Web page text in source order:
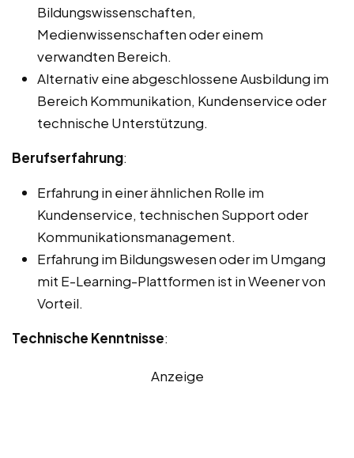
Bildungswissenschaften,
Medienwissenschaften oder einem
verwandten Bereich.
Alternativ eine abgeschlossene Ausbildung im
Bereich Kommunikation, Kundenservice oder
technische Unterstützung.
Berufserfahrung:
Erfahrung in einer ähnlichen Rolle im
Kundenservice, technischen Support oder
Kommunikationsmanagement.
Erfahrung im Bildungswesen oder im Umgang
mit E-Learning-Plattformen ist in Weener von
Vorteil.
Technische Kenntnisse:
Anzeige